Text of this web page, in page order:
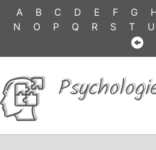
A B C D E F G
N
O P Q R S T U